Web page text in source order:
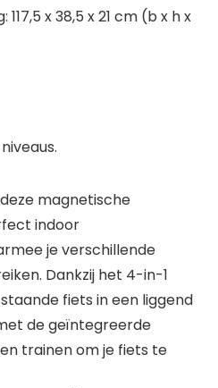
x 38,5 x 21 cm (b x h x
magnetische
indoor
je verschillende
Dankzij het 4-in-1
fiets in een liggend
de geïntegreerde
trainen om je fiets te